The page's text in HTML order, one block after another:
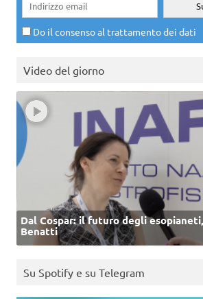
Do il consenso al trattamento dei dati
Video del giorno
Dal Cospar: il futuro degli
Benatti
Su Spotify e su Telegram